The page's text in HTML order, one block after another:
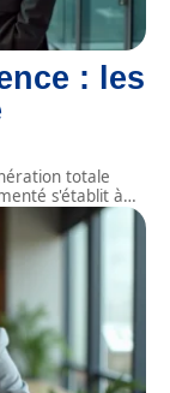
: les
totale
s'établit à…